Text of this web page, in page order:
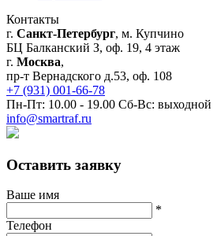
Контакты
г. Санкт-Петербург, м. Купчино
БЦ Балканский З, оф. 19, 4 этаж
г. Москва,
пр-т Вернадского д.53, оф. 108
+7 (931) 001-66-78
Пн-Пт: 10.00 - 19.00 Сб-Вс: выходной
info@smartraf.ru
Оставить заявку
Ваше имя
*
Телефон